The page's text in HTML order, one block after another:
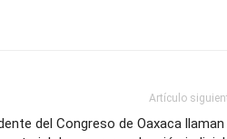
Artículo
del Congreso de Oaxaca llaman